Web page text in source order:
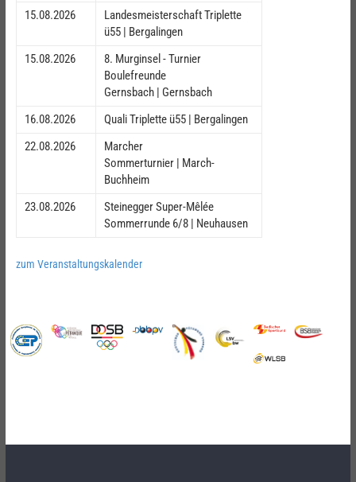
15.08.2026
Landesmeisterschaft Triplette
ü55 | Bergalingen
15.08.2026
8. Murginsel - Turnier
Boulefreunde
Gernsbach | Gernsbach
16.08.2026
Quali Triplette ü55 | Bergalingen
22.08.2026
Marcher
Sommerturnier | March-
Buchheim
23.08.2026
Steinegger Super-Mêlée
Sommerrunde 6/8 | Neuhausen
zum Veranstaltungskalender